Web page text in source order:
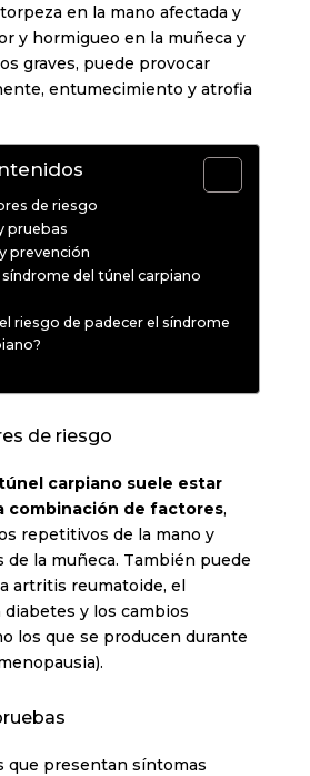
en la mano afectada y
y hormigueo en la muñeca y
graves, puede provocar
entumecimiento y atrofia
de riesgo
pruebas
prevención
del túnel carpiano
riesgo de padecer el síndrome
de riesgo
carpiano suele estar
combinación de factores,
repetitivos de la mano y
de la muñeca. También puede
artritis reumatoide, el
y los cambios
los que se producen durante
que presentan síntomas